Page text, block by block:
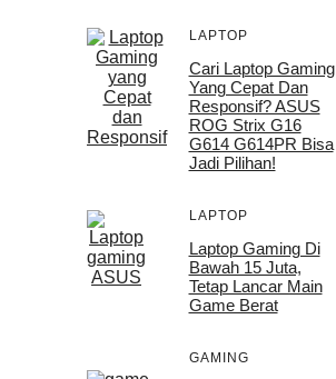
LAPTOP
Cari Laptop Gaming
Yang Cepat Dan
Responsif? ASUS
ROG Strix G16
G614 G614PR Bisa
Jadi Pilihan!
LAPTOP
Laptop Gaming Di
Bawah 15 Juta,
Tetap Lancar Main
Game Berat
GAMING